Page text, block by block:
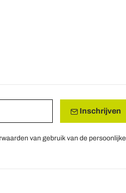
Inschrijven
van gebruik van de persoonlijke